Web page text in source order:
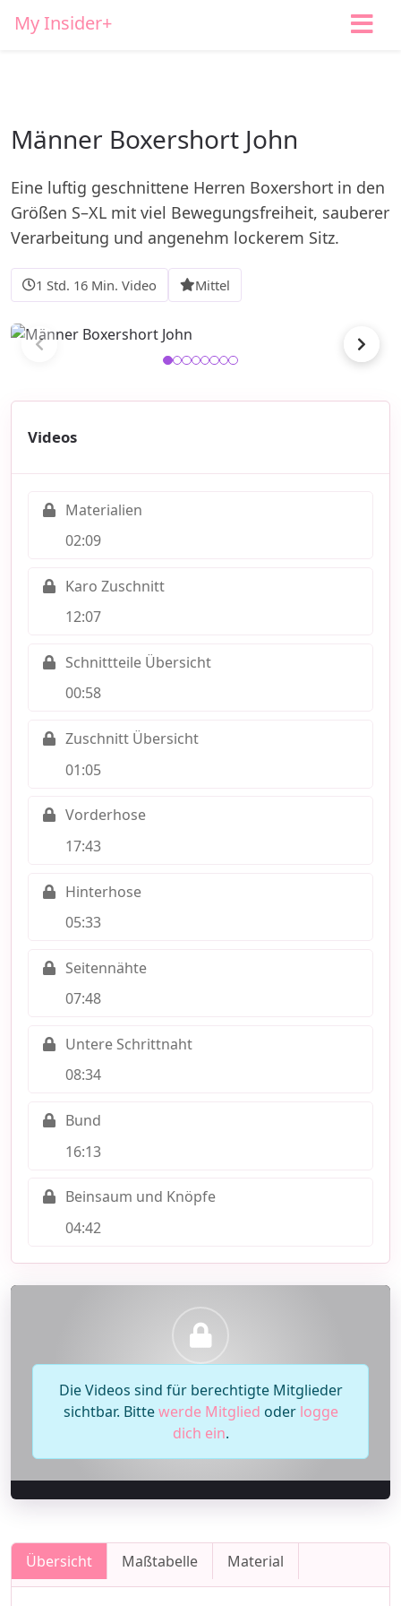
My Insider+
Männer Boxershort John
Eine luftig geschnittene Herren Boxershort in den
Größen S–XL mit viel Bewegungsfreiheit, sauberer
Verarbeitung und angenehm lockerem Sitz.
1 Std. 16 Min. Video Mittel
Videos
Materialien
02:09
Karo Zuschnitt
12:07
Schnittteile Übersicht
00:58
Zuschnitt Übersicht
01:05
Vorderhose
17:43
Hinterhose
05:33
Seitennähte
07:48
Untere Schrittnaht
08:34
Bund
16:13
Beinsaum und Knöpfe
04:42
Die Videos sind für berechtigte Mitglieder
sichtbar. Bittewerde Mitglied oder logge
dich ein.
Übersicht Maßtabelle Material